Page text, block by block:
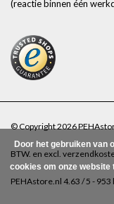
(reactie binnen één
© Copyright 2026
BTW. en excl.
PEHAstore.nl 4.63 /5 - 953
Door het gebruiken van
cookies om onze website